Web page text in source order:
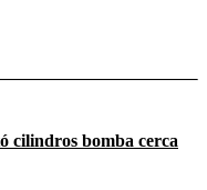
cilindros bomba cerca